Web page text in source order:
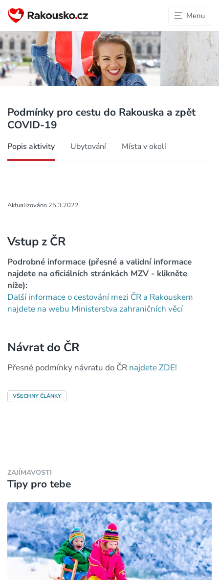
Menu
Podmínky pro cestu do Rakouska a zpět
COVID-19
Popis aktivity Ubytování Místa v okolí
Aktualizováno 25.3.2022
Vstup z ČR
Podrobné informace (přesné a validní informace
najdete na oficiálních stránkách MZV - klikněte
níže):
Další informace o cestování mezi ČR a Rakouskem
najdete na webu Ministerstva zahraničních věcí
Návrat do ČR
Přesné podmínky návratu do ČR najdete ZDE!
VŠECHNY ČLÁNKY
ZAJÍMAVOSTI
Tipy pro tebe